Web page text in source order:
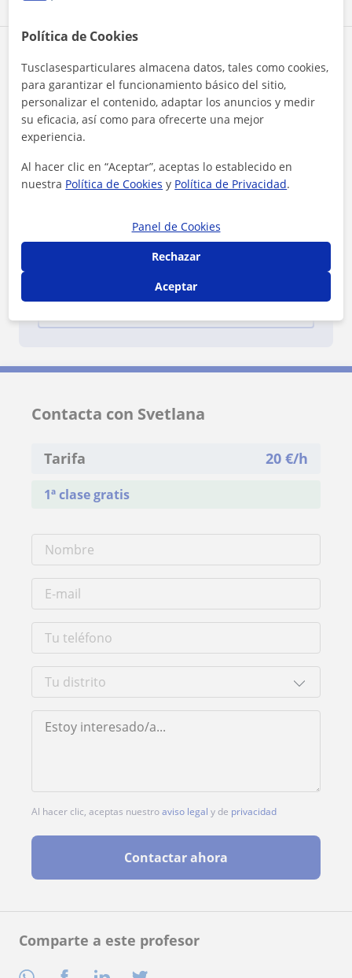
Comparte a este profesor
Reconocimientos
Profesor verificado
Svetlana tiene el Perfil Verificado
¿Quieres saber más de Svetlana?
Datos verificados
★ 28 valoraciones
Contacta con Svetlana
Tarifa 20 €/h
1ª clase gratis
Al hacer clic, aceptas nuestroaviso legal y de privacidad
Contactar ahora
Política de Cookies
Tusclasesparticulares almacena datos, tales como cookies,
para garantizar el funcionamiento básico del sitio,
personalizar el contenido, adaptar los anuncios y medir
su eficacia, así como para ofrecerte una mejor
experiencia.
Al hacer clic en “Aceptar”, aceptas lo establecido en
nuestra Política de Cookies y Política de Privacidad.
Panel de Cookies
Rechazar
Aceptar